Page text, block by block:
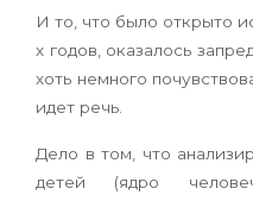
И то, что было открыто
х годов, оказалось
хоть немного
идет речь.
Дело в том, что
детей (ядро